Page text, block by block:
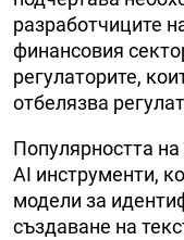
разработчиците
финансовия
регулаторите,
отбелязва
Популярността
AI инструменти,
модели за
създаване на